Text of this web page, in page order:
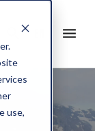
use,
menu
search